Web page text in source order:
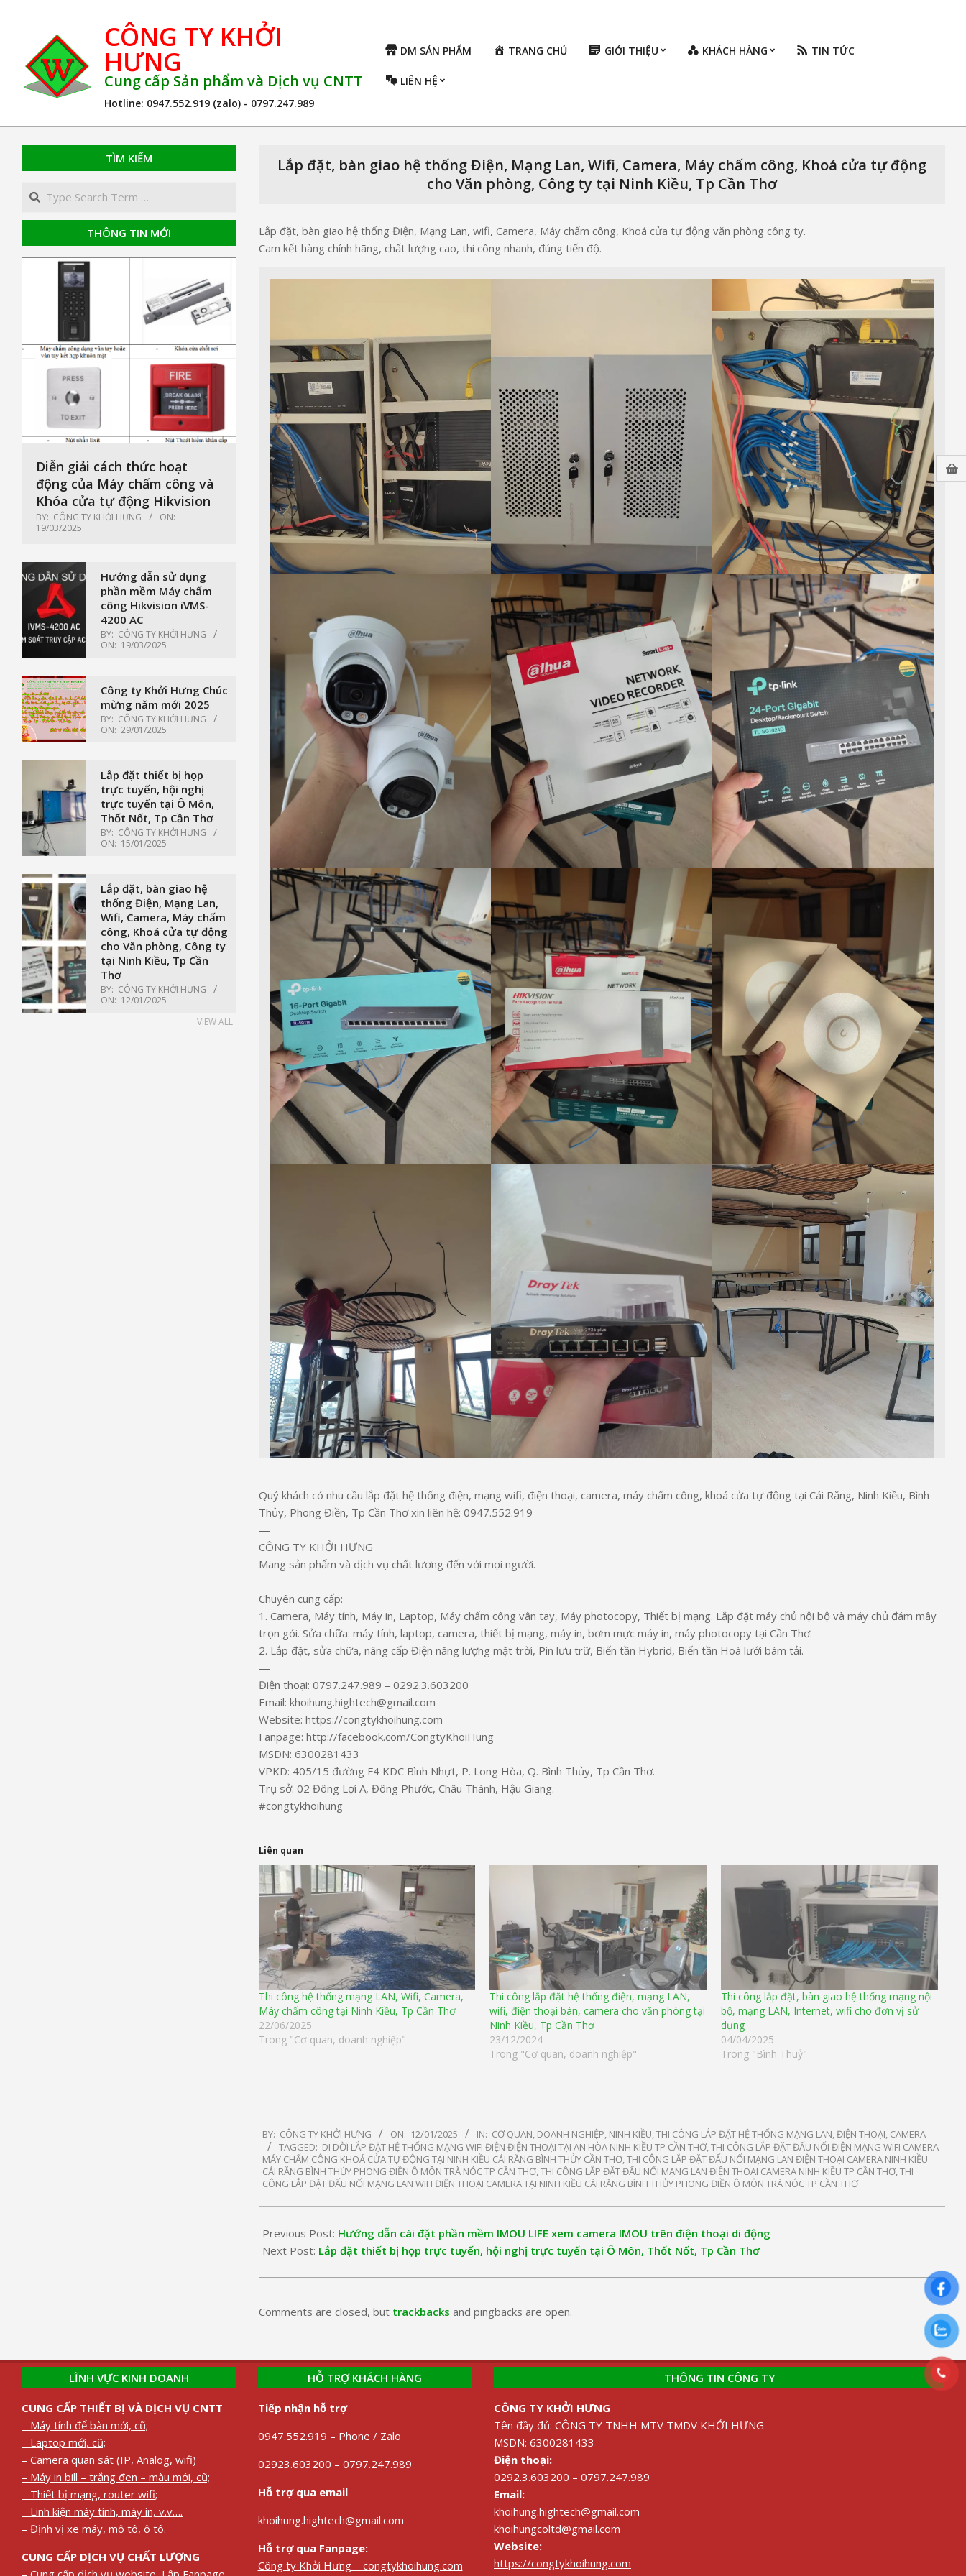
CÔNG TY KHỞI
HƯNG
Cung cấp Sản phẩm và Dịch vụ CNTT
Hotline: 0947.552.919 (zalo) - 0797.247.989
DM SẢN PHẨM TRANG CHỦ GIỚI THIỆU KHÁCH HÀNG TIN TỨC
LIÊN HỆ
Lắp đặt, bàn giao hệ thống Điện, Mạng Lan, Wifi, Camera, Máy chấm công, Khoá cửa tự động
cho Văn phòng, Công ty tại Ninh Kiều, Tp Cần Thơ
Lắp đặt, bàn giao hệ thống Điện, Mạng Lan, wifi, Camera, Máy chấm công, Khoá cửa tự động văn phòng công ty.
Cam kết hàng chính hãng, chất lượng cao, thi công nhanh, đúng tiến độ.
Quý khách có nhu cầu lắp đặt hệ thống điện, mạng wifi, điện thoại, camera, máy chấm công, khoá cửa tự động tại Cái Răng, Ninh Kiều, Bình
Thủy, Phong Điền, Tp Cần Thơ xin liên hệ: 0947.552.919
—
CÔNG TY KHỞI HƯNG
Mang sản phẩm và dịch vụ chất lượng đến với mọi người.
—
Chuyên cung cấp:
1. Camera, Máy tính, Máy in, Laptop, Máy chấm công vân tay, Máy photocopy, Thiết bị mạng. Lắp đặt máy chủ nội bộ và máy chủ đám mây
trọn gói. Sửa chữa: máy tính, laptop, camera, thiết bị mạng, máy in, bơm mực máy in, máy photocopy tại Cần Thơ.
2. Lắp đặt, sửa chữa, nâng cấp Điện năng lượng mặt trời, Pin lưu trữ, Biến tần Hybrid, Biến tần Hoà lưới bám tải.
—
Điện thoại: 0797.247.989 – 0292.3.603200
Email: khoihung.hightech@gmail.com
Website: https://congtykhoihung.com
Fanpage: http://facebook.com/CongtyKhoiHung
MSDN: 6300281433
VPKD: 405/15 đường F4 KDC Bình Nhựt, P. Long Hòa, Q. Bình Thủy, Tp Cần Thơ.
Trụ sở: 02 Đông Lợi A, Đông Phước, Châu Thành, Hậu Giang.
#congtykhoihung
Liên quan
Thi công hệ thống mạng LAN, Wifi, Camera,
Máy chấm công tại Ninh Kiều, Tp Cần Thơ
22/06/2025
Trong "Cơ quan, doanh nghiệp"
Thi công lắp đặt hệ thống điện, mạng LAN,
wifi, điện thoại bàn, camera cho văn phòng tại
Ninh Kiều, Tp Cần Thơ
23/12/2024
Trong "Cơ quan, doanh nghiệp"
Thi công lắp đặt, bàn giao hệ thống mạng nội
bộ, mạng LAN, Internet, wifi cho đơn vị sử
dụng
04/04/2025
Trong "Bình Thuỷ"
01-
12
BY: CÔNG TY KHỞI HƯNG ON: 12/01/2025 IN: CƠ QUAN, DOANH NGHIỆP, NINH KIỀU,THI CÔNG LẮP ĐẶT HỆ THỐNG MẠNG LAN, ĐIỆN THOẠI, CAMERA
TAGGED: DI DỜI LẮP ĐẶT HỆ THỐNG MẠNG WIFI ĐIỆN ĐIỆN THOẠI TẠI AN HÒA NINH KIỀU TP CẦN THƠ,THI CÔNG LẮP ĐẶT ĐẤU NỐI ĐIỆN MẠNG WIFI CAMERA
MÁY CHẤM CÔNG KHOÁ CỬA TỰ ĐỘNG TẠI NINH KIỀU CÁI RĂNG BÌNH THỦY CẦN THƠ,THI CÔNG LẮP ĐẶT ĐẤU NỐI MẠNG LAN ĐIỆN THOẠI CAMERA NINH KIỀU
CÁI RĂNG BÌNH THỦY PHONG ĐIỀN Ô MÔN TRÀ NÓC TP CẦN THƠ,THI CÔNG LẮP ĐẶT ĐẤU NỐI MẠNG LAN ĐIỆN THOẠI CAMERA NINH KIỀU TP CẦN THƠ,THI
CÔNG LẮP ĐẶT ĐẤU NỐI MẠNG LAN WIFI ĐIỆN THOẠI CAMERA TẠI NINH KIỀU CÁI RĂNG BÌNH THỦY PHONG ĐIỀN Ô MÔN TRÀ NÓC TP CẦN THƠ
Previous Post: Hướng dẫn cài đặt phần mềm IMOU LIFE xem camera IMOU trên điện thoại di động
Next Post: Lắp đặt thiết bị họp trực tuyến, hội nghị trực tuyến tại Ô Môn, Thốt Nốt, Tp Cần Thơ
Comments are closed, but trackbacks and pingbacks are open.
TÌM KIẾM
Search
THÔNG TIN MỚI
Diễn giải cách thức hoạt
động của Máy chấm công và
Khóa cửa tự động Hikvision
BY: CÔNG TY KHỞI HƯNG
ON:
19/03/2025
Hướng dẫn sử dụng
phần mềm Máy chấm
công Hikvision iVMS-
4200 AC
BY: CÔNG TY KHỞI HƯNG
ON: 19/03/2025
Công ty Khởi Hưng Chúc
mừng năm mới 2025
BY: CÔNG TY KHỞI HƯNG
ON: 29/01/2025
Lắp đặt thiết bị họp
trực tuyến, hội nghị
trực tuyến tại Ô Môn,
Thốt Nốt, Tp Cần Thơ
BY: CÔNG TY KHỞI HƯNG
ON: 15/01/2025
Lắp đặt, bàn giao hệ
thống Điện, Mạng Lan,
Wifi, Camera, Máy chấm
công, Khoá cửa tự động
cho Văn phòng, Công ty
tại Ninh Kiều, Tp Cần
Thơ
BY: CÔNG TY KHỞI HƯNG
ON: 12/01/2025
VIEW ALL
LĨNH VỰC KINH DOANH
CUNG CẤP THIẾT BỊ VÀ DỊCH VỤ CNTT
– Máy tính để bàn mới, cũ;
– Laptop mới, cũ;
– Camera quan sát (IP, Analog, wifi)
– Máy in bill – trắng đen – màu mới, cũ;
– Thiết bị mạng, router wifi;
– Linh kiện máy tính, máy in, v.v….
– Định vị xe máy, mô tô, ô tô.
CUNG CẤP DỊCH VỤ CHẤT LƯỢNG
HỖ TRỢ KHÁCH HÀNG
Tiếp nhận hỗ trợ
0947.552.919 – Phone / Zalo
02923.603200 – 0797.247.989
Hỗ trợ qua email
khoihung.hightech@gmail.com
Hỗ trợ qua Fanpage:
Công ty Khởi Hưng – congtykhoihung.com
THÔNG TIN CÔNG TY
CÔNG TY KHỞI HƯNG
Tên đầy đủ: CÔNG TY TNHH MTV TMDV KHỞI HƯNG
MSDN: 6300281433
Điện thoại:
0292.3.603200 – 0797.247.989
Email:
khoihung.hightech@gmail.com
khoihungcoltd@gmail.com
Website:
https://congtykhoihung.com